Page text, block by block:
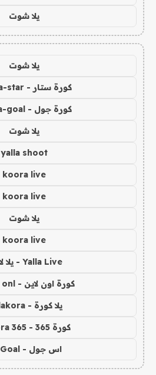
يلا شوت
يلا شوت
كورة ستار - koora-star
كورة جول - koora-goal
يلا شوت
yalla shoot
koora live
koora live
يلا شوت
koora live
Yalla Live - يلا لايف
كورة اون لاين - koora onl
يلا كورة - yallakora
كورة 365 - kooora 365
اس جول - AS Goal